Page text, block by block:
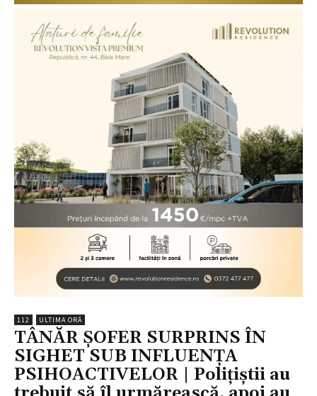
112 ULTIMA ORĂ
TÂNĂR ȘOFER SURPRINS ÎN
SIGHET SUB INFLUENȚA
PSIHOACTIVELOR | Polițiștii au